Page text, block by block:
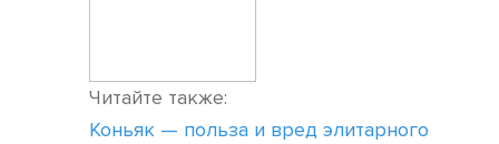
Читайте также:
Коньяк — польза и вред элитарного